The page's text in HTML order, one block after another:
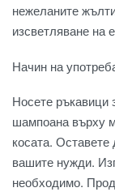
нежеланите
изсветляване на
Начин на
Носете ръкавици
шампоана върху
косата. Оставете
вашите нужди.
необходимо.